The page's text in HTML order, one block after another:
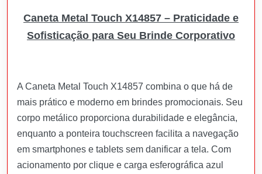
Caneta Metal Touch X14857 – Praticidade e
Sofisticação para Seu Brinde Corporativo
A Caneta Metal Touch X14857 combina o que há de
mais prático e moderno em brindes promocionais. Seu
corpo metálico proporciona durabilidade e elegância,
enquanto a ponteira touchscreen facilita a navegação
em smartphones e tablets sem danificar a tela. Com
acionamento por clique e carga esferográfica azul